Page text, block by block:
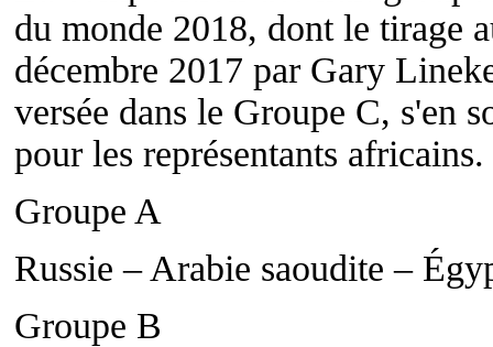
du monde 2018, dont le tirage
décembre 2017 par Gary
versée dans le Groupe C, s'en
pour les représentants africains.
Groupe A
Russie – Arabie saoudite –
Groupe B